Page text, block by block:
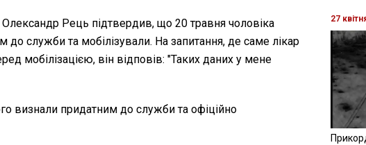
Рець підтвердив, що 20 травня чоловіка
до служби та мобілізували. На запитання, де саме лікар
мобілізацією, він відповів: "Таких даних у мене
визнали придатним до служби та офіційно
27